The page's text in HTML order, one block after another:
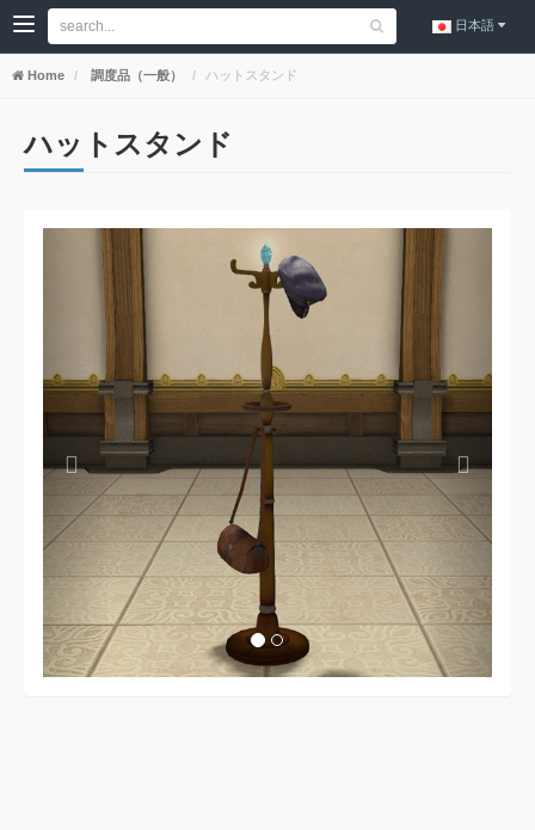
日本語
Home 調度品（一般） ハットスタンド
ハットスタンド